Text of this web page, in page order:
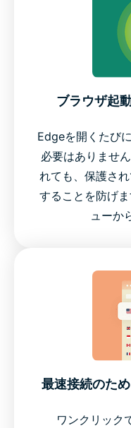
ブラウザ起
Edgeを開くたび
必要はありませ
れても、保護さ
することを防げ
ューか
最速接続のた
ワンクリック